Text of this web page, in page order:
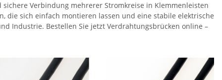
Verbindung mehrerer Stromkreise in Klemmenleisten
die sich einfach montieren lassen und eine stabile elektrische
Industrie. Bestellen Sie jetzt Verdrahtungsbrücken online –